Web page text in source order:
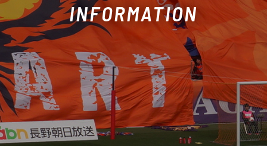
INFORMATION